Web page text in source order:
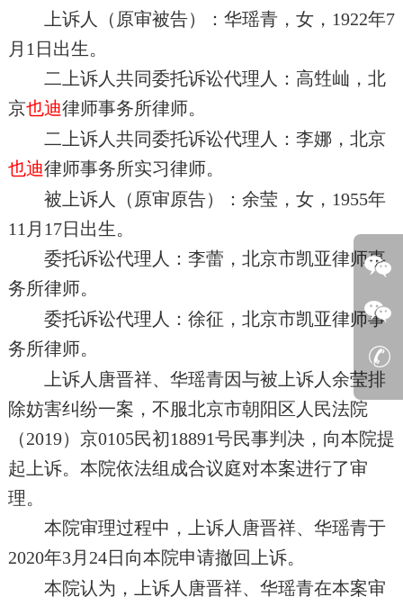
上诉人（原审被告）：华瑶青，女，1922年7
月1日出生。
二上诉人共同委托诉讼代理人：高甡屾，北
京也迪律师事务所律师。
二上诉人共同委托诉讼代理人：李娜，北京
也迪律师事务所实习律师。
被上诉人（原审原告）：余莹，女，1955年
11月17日出生。
委托诉讼代理人：李蕾，北京市凯亚律师事
务所律师。
委托诉讼代理人：徐征，北京市凯亚律师事
务所律师。
上诉人唐晋祥、华瑶青因与被上诉人余莹排
除妨害纠纷一案，不服北京市朝阳区人民法院
（2019）京0105民初18891号民事判决，向本院提
起上诉。本院依法组成合议庭对本案进行了审
理。
本院审理过程中，上诉人唐晋祥、华瑶青于
2020年3月24日向本院申请撤回上诉。
本院认为，上诉人唐晋祥、华瑶青在本案审